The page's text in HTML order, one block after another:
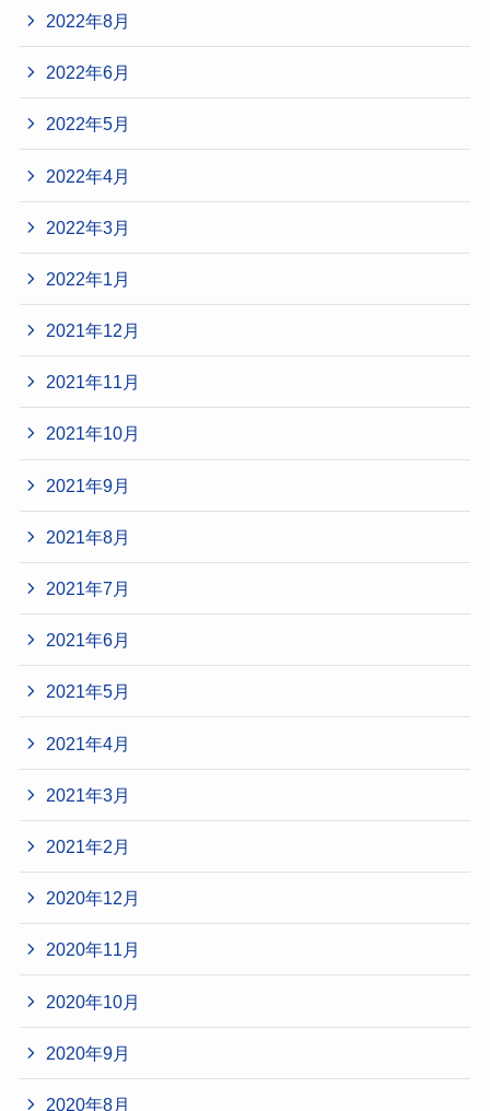
2022年8月
2022年6月
2022年5月
2022年4月
2022年3月
2022年1月
2021年12月
2021年11月
2021年10月
2021年9月
2021年8月
2021年7月
2021年6月
2021年5月
2021年4月
2021年3月
2021年2月
2020年12月
2020年11月
2020年10月
2020年9月
2020年8月